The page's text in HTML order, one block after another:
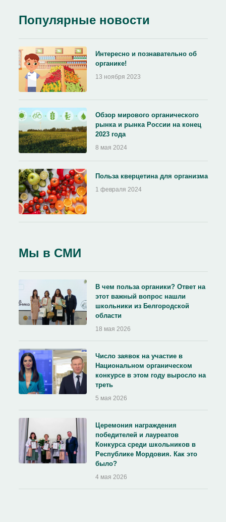
Популярные новости
Интересно и познавательно об
органике!
13 ноября 2023
Обзор мирового органического
рынка и рынка России на конец
2023 года
8 мая 2024
Польза кверцетина для организма
1 февраля 2024
Мы в СМИ
В чем польза органики? Ответ на
этот важный вопрос нашли
школьники из Белгородской
области
18 мая 2026
Число заявок на участие в
Национальном органическом
конкурсе в этом году выросло на
треть
5 мая 2026
Церемония награждения
победителей и лауреатов
Конкурса среди школьников в
Республике Мордовия. Как это
было?
4 мая 2026